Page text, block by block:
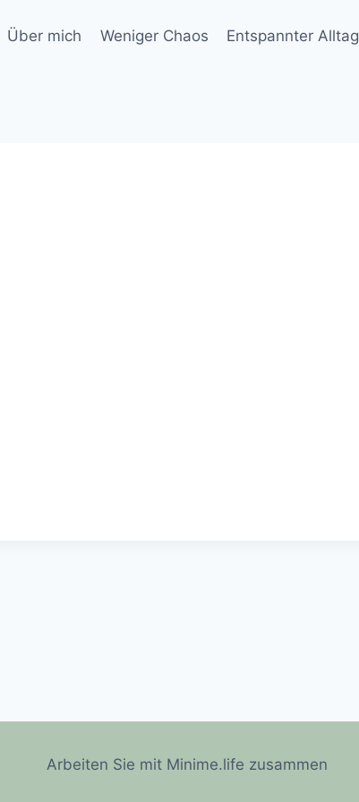
Über mich Weniger Chaos Entspannter Alltag
Arbeiten Sie mit Minime.life zusammen